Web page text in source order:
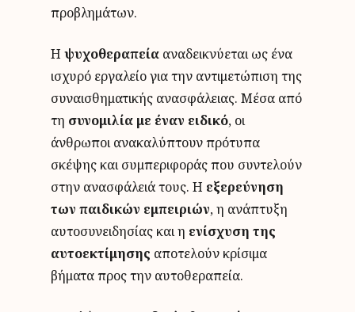
προβλημάτων.
Η ψυχοθεραπεία αναδεικνύεται ως ένα
ισχυρό εργαλείο για την αντιμετώπιση της
συναισθηματικής ανασφάλειας. Μέσα από
τη συνομιλία με έναν ειδικό, οι
άνθρωποι ανακαλύπτουν πρότυπα
σκέψης και συμπεριφοράς που συντελούν
στην ανασφάλειά τους. Η εξερεύνηση
των παιδικών εμπειριών, η ανάπτυξη
αυτοσυνειδησίας και η ενίσχυση της
αυτοεκτίμησης αποτελούν κρίσιμα
βήματα προς την αυτοθεραπεία.